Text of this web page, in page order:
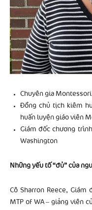
Chuyên gia
Đồng chủ tịch kiêm
huấn luyện giáo viên
Giám đốc chương
Washington
Những yếu tố “đủ” của
Cô Sharron Reece,
MTP of WA – giảng viên